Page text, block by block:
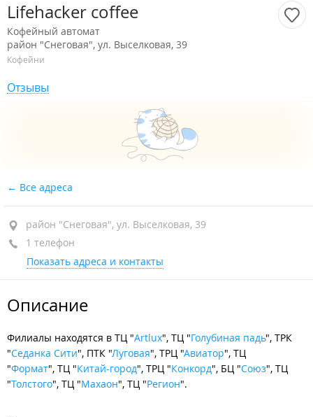
Lifehacker coffee
Кофейный автомат
район "Снеговая", ул. Выселковая, 39
Кофейни
Отзывы
Все адреса
район "Снеговая", ул. Выселковая, 39
1 телефон
Показать адреса и контакты
Описание
Филиалы находятся в ТЦ "Artlux", ТЦ "Голубиная падь", ТРК
"Седанка Сити", ПТК "Луговая", ТРЦ "Авиатор", ТЦ
"Формат", ТЦ "Китай-город", ТРЦ "Конкорд", БЦ "Союз", ТЦ
"Толстого", ТЦ "Махаон", ТЦ "Регион".